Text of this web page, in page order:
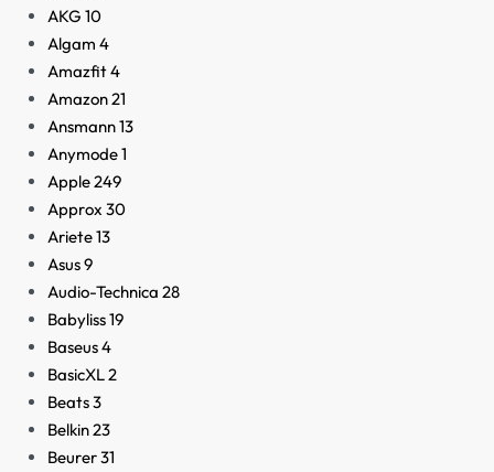
AKG 10
Algam 4
Amazfit4
Amazon21
Ansmann13
Anymode1
Apple249
Approx 30
Ariete13
Asus9
Audio-Technica 28
Babyliss19
Baseus4
BasicXL2
Beats3
Belkin23
Beurer31